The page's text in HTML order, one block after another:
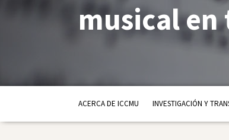
musical en
ACERCA DE ICCMU INVESTIGACIÓN Y